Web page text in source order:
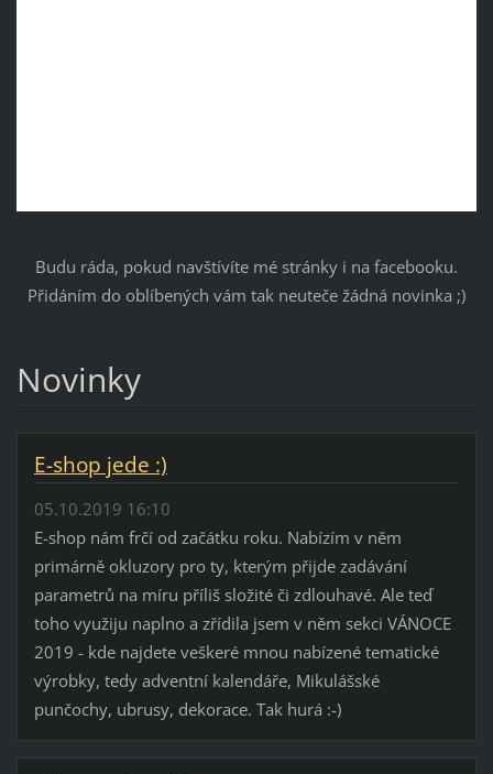
Budu ráda, pokud navštívíte mé stránky i na facebooku.
Přidáním do oblíbených vám tak neuteče žádná novinka ;)
Novinky
E-shop jede :)
05.10.2019 16:10
E-shop nám frčí od začátku roku. Nabízím v něm
primárně okluzory pro ty, kterým přijde zadávání
parametrů na míru příliš složité či zdlouhavé. Ale teď
toho využiju naplno a zřídila jsem v něm sekci VÁNOCE
2019 - kde najdete veškeré mnou nabízené tematické
výrobky, tedy adventní kalendáře, Mikulášské
punčochy, ubrusy, dekorace. Tak hurá :-)